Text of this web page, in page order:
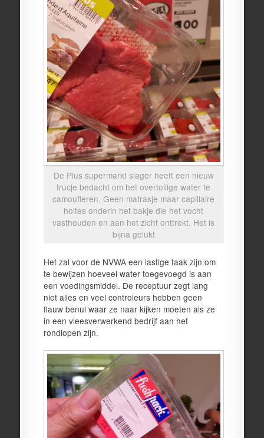
De Plus supermarkt slager heeft een nieuw
trucje bedacht om het overtollige water te
camoufleren. Geen matrasje maar capillaire
holtes onderin het bakje die het vocht
vasthouden en aan het zicht onttrekt. Het is
bijna gelukt
Het zal voor de NVWA een lastige taak zijn om
te bewijzen hoeveel water toegevoegd is aan
een voedingsmiddel. De receptuur zegt lang
niet alles en veel controleurs hebben geen
flauw benul waar ze naar kijken moeten als ze
in een vleesverwerkend bedrijf aan het
rondlopen zijn.